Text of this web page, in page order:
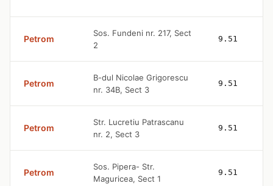
Petrom
Sos. Fundeni nr. 217, Sect
2
9.51
Petrom
B-dul Nicolae Grigorescu
nr. 34B, Sect 3
9.51
Petrom
Str. Lucretiu Patrascanu
nr. 2, Sect 3
9.51
Petrom
Sos. Pipera- Str.
Maguricea, Sect 1
9.51